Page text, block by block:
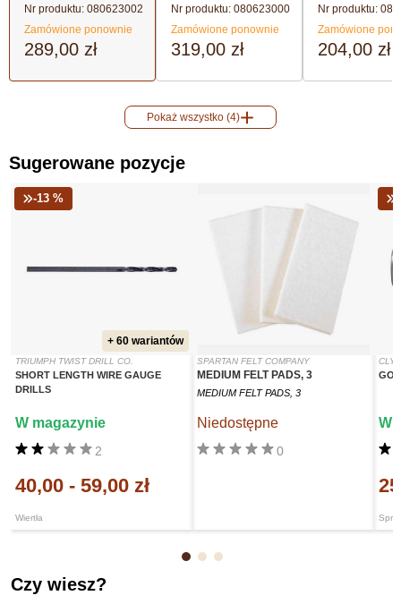
Nr produktu: 080623002
Zamówione ponownie
289,00 zł
Nr produktu: 080623000
Zamówione ponownie
319,00 zł
Nr produktu:
Zamówione
204,00 zł
Pokaż wszystko (4)
Sugerowane pozycje
-13 %
+ 60 wariantów
TRIUMPH TWIST DRILL CO.
SHORT LENGTH WIRE GAUGE
DRILLS
Wiertła
2
W magazynie
40,00 - 59,00 zł
SPARTAN FELT COMPANY
MEDIUM FELT PADS, 3
MEDIUM FELT PADS, 3
0
Niedostępne
GO
W
Czy wiesz?